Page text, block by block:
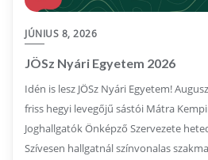
JÚNIUS 8, 2026
JÖSz Nyári Egyetem 2026
Idén is lesz JÖSz Nyári Egyetem!
friss hegyi levegőjű sástói Mátra
Joghallgatók Önképző Szervezete
Szívesen hallgatnál színvonalas